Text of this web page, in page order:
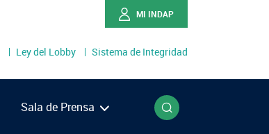
MI INDAP
Ley del Lobby Sistema de Integridad
Sala de Prensa